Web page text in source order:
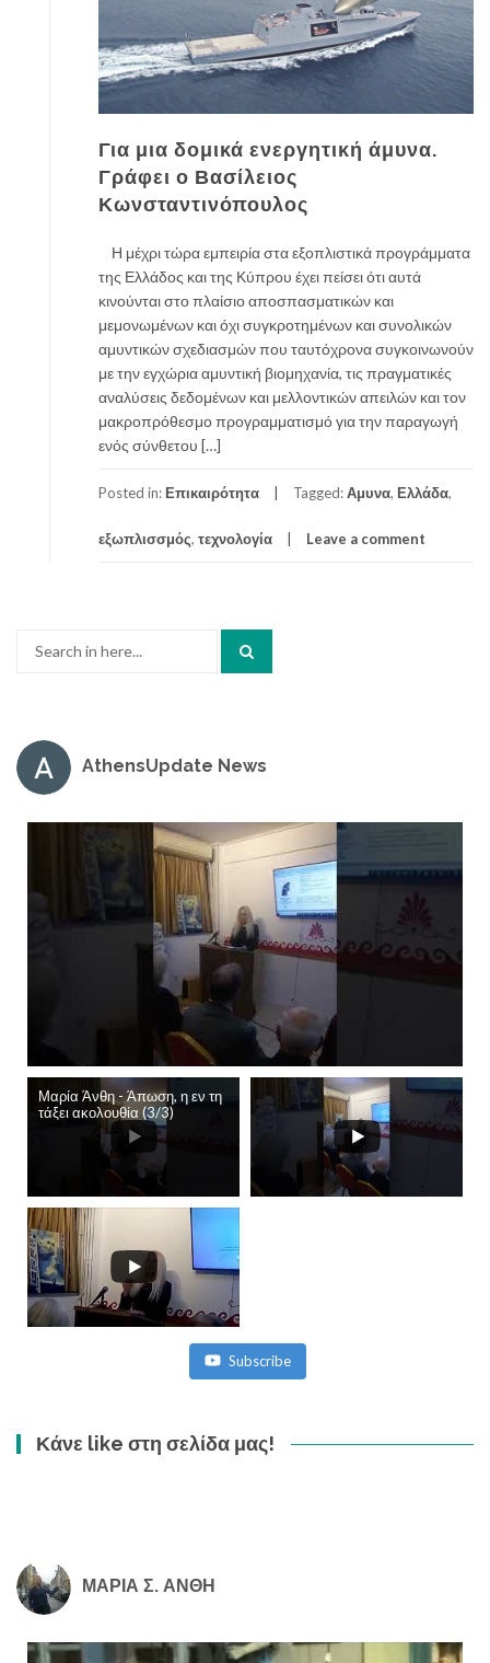
Για μια δομικά ενεργητική άμυνα.
Γράφει ο Βασίλειος
Κωνσταντινόπουλος
Η μέχρι τώρα εμπειρία στα εξοπλιστικά προγράμματα
της Ελλάδος και της Κύπρου έχει πείσει ότι αυτά
κινούνται στο πλαίσιο αποσπασματικών και
μεμονωμένων και όχι συγκροτημένων και συνολικών
αμυντικών σχεδιασμών που ταυτόχρονα συγκοινωνούν
με την εγχώρια αμυντική βιομηχανία, τις πραγματικές
αναλύσεις δεδομένων και μελλοντικών απειλών και τον
μακροπρόθεσμο προγραμματισμό για την παραγωγή
ενός σύνθετου […]
Posted in: Επικαιρότητα Tagged:Αμυνα, Ελλάδα,
εξωπλισσμός, τεχνολογία Leave a comment
AthensUpdate News
Μαρία Άνθη - Άπωση, η εν τη
τάξει ακολουθία (3/3)
Subscribe
Κάνε like στη σελίδα μας!
ΜΑΡΙΑ Σ. ΑΝΘΗ